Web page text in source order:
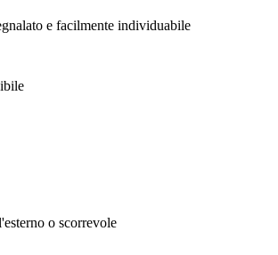
e facilmente individuabile
o scorrevole